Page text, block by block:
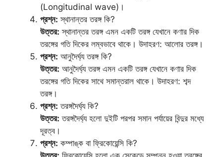
(Longitudinal wave)।
প্রশ্ন: স্থানান্তর তরঙ্গ কি?
উত্তর: স্থানান্তর তরঙ্গ এমন একটি তরঙ্গ যেখানে কণার দিক
তরঙ্গের গতি দিকের লম্বভাবে থাকে। উদাহরণ: আলোর তরঙ্গ।
প্রশ্ন: আনুদৈর্ঘ্য তরঙ্গ কি?
উত্তর: আনুদৈর্ঘ্য তরঙ্গ এমন একটি তরঙ্গ যেখানে কণার দিক
তরঙ্গের গতি দিকের সাথে সমান্তরাল থাকে। উদাহরণ: শব্দ
তরঙ্গ।
প্রশ্ন: তরঙ্গদৈর্ঘ্য কি?
উত্তর: তরঙ্গদৈর্ঘ্য হলো দুইটি পরপর সমান পর্যায়ের বিন্দুর মধ্যে
দূরত্ব।
প্রশ্ন: কম্পাঙ্ক বা ফ্রিকোয়েন্সি কি?